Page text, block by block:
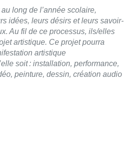
long de l’année scolaire,
idées, leurs désirs et leurs savoir-
Au fil de ce processus, ils/elles
artistique. Ce projet pourra
artistique
soit : installation, performance,
peinture, dessin, création audio